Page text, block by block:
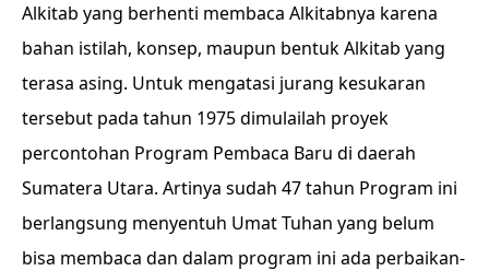
Alkitab yang berhenti membaca Alkitabnya karena
bahan istilah, konsep, maupun bentuk Alkitab yang
terasa asing. Untuk mengatasi jurang kesukaran
tersebut pada tahun 1975 dimulailah proyek
percontohan Program Pembaca Baru di daerah
Sumatera Utara. Artinya sudah 47 tahun Program ini
berlangsung menyentuh Umat Tuhan yang belum
bisa membaca dan dalam program ini ada perbaikan-